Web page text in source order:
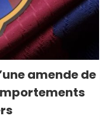
amende de